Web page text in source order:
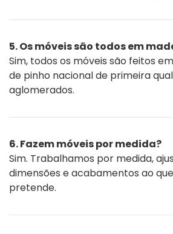
5. Os móveis são todos em
Sim, todos os móveis são feitos
de pinho nacional de primeira
aglomerados.
6. Fazem móveis por medida?
Sim. Trabalhamos por medida,
dimensões e acabamentos ao
pretende.